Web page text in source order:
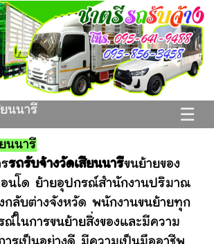
☰
นนารี
นนารี
รถรับจ้างวัดเสียนนารีขนย้ายของ
นโด ย้ายอุปกรณ์สำนักงานปริมาณ
กลับต่างจังหวัด พนักงานขนย้ายทุก
ในการขนย้ายสิ่งของและมีความ